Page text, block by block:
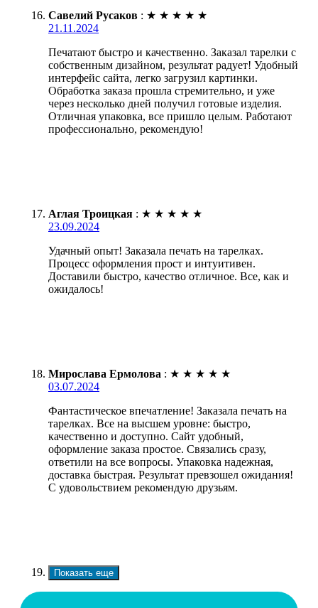
Савелий Русаков : ★ ★ ★ ★ ★
21.11.2024
Печатают быстро и качественно. Заказал тарелки с
собственным дизайном, результат радует! Удобный
интерфейс сайта, легко загрузил картинки.
Обработка заказа прошла стремительно, и уже
через несколько дней получил готовые изделия.
Отличная упаковка, все пришло целым. Работают
профессионально, рекомендую!
Аглая Троицкая : ★ ★ ★ ★ ★
23.09.2024
Удачный опыт! Заказала печать на тарелках.
Процесс оформления прост и интуитивен.
Доставили быстро, качество отличное. Все, как и
ожидалось!
Мирослава Ермолова : ★ ★ ★ ★ ★
03.07.2024
Фантастическое впечатление! Заказала печать на
тарелках. Все на высшем уровне: быстро,
качественно и доступно. Сайт удобный,
оформление заказа простое. Связались сразу,
ответили на все вопросы. Упаковка надежная,
доставка быстрая. Результат превзошел ожидания!
С удовольствием рекомендую друзьям.
Показать еще